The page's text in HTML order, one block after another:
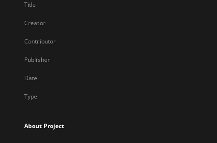
Title
Creator
Contributor
Publisher
Date
Type
About Project